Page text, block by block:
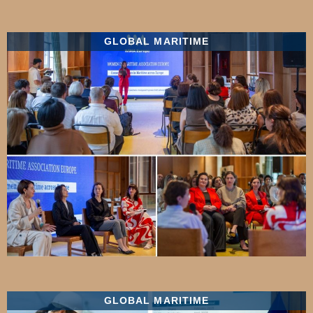
GLOBAL MARITIME
GLOBAL MARITIME